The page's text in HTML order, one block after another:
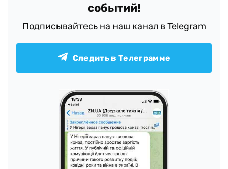
событий!
Подписывайтесь на наш канал в Telegram
Следить в Телеграмме